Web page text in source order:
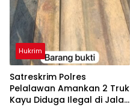
Hukrim
Satreskrim Polres
Pelalawan Amankan 2 Truk
Kayu Diduga Ilegal di Jalan